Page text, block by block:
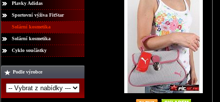
Plavky Adidas
Sportovní výživa FitStar
Solární kosmetika
Solární kosmetika
Cyklo součástky
Podle výrobce